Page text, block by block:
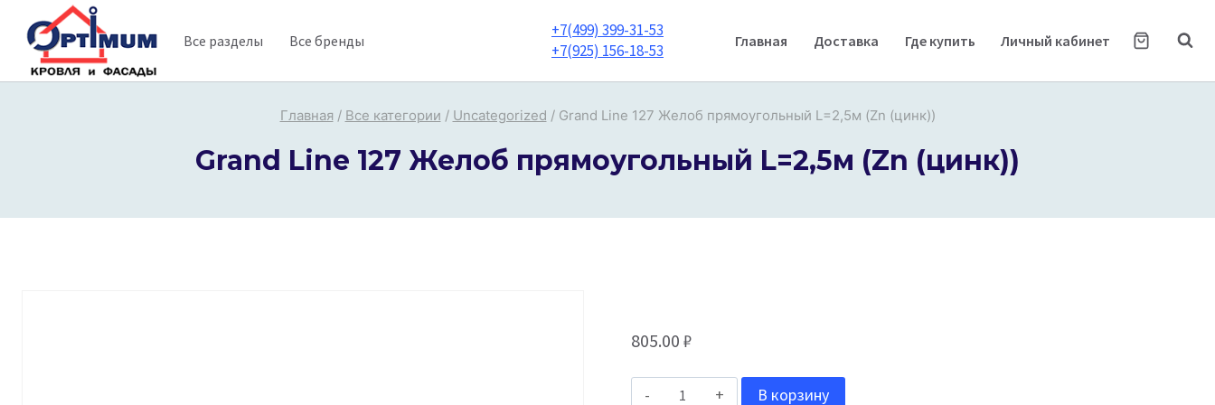
содержимому
Все разделы Все бренды
+7(499) 399-31-53
+7(925) 156-18-53
Главная Доставка Где купить Личный кабинет
Главная / Все категории / Uncategorized / Grand Line 127 Желоб прямоугольный L=2,5м (Zn (цинк))
Grand Line 127 Желоб прямоугольный L=2,5м (Zn (цинк))
805.00 ₽
Количество
В корзину